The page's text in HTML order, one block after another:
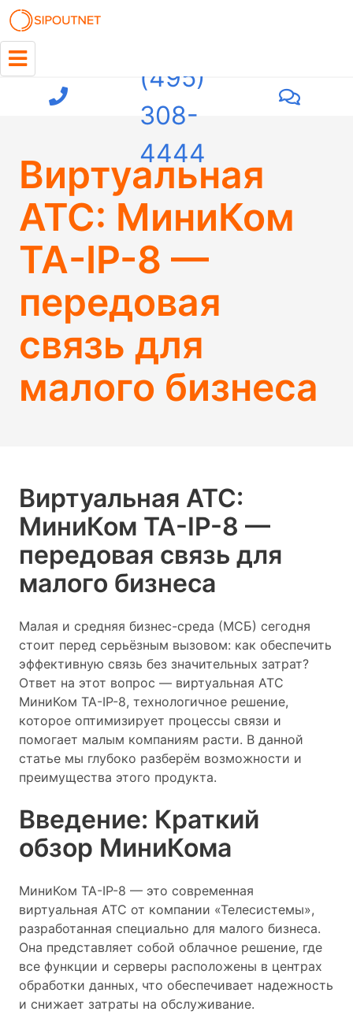
(495)
308-
4444
Виртуальная
АТС: МиниКом
TA-IP-8 —
передовая
связь для
малого бизнеса
Виртуальная АТС:
МиниКом TA-IP-8 —
передовая связь для
малого бизнеса
Малая и средняя бизнес-среда (МСБ) сегодня
стоит перед серьёзным вызовом: как обеспечить
эффективную связь без значительных затрат?
Ответ на этот вопрос — виртуальная АТС
МиниКом TA-IP-8, технологичное решение,
которое оптимизирует процессы связи и
помогает малым компаниям расти. В данной
статье мы глубоко разберём возможности и
преимущества этого продукта.
Введение: Краткий
обзор МиниКома
МиниКом TA-IP-8 — это современная
виртуальная АТС от компании «Телесистемы»,
разработанная специально для малого бизнеса.
Она представляет собой облачное решение, где
все функции и серверы расположены в центрах
обработки данных, что обеспечивает надежность
и снижает затраты на обслуживание.